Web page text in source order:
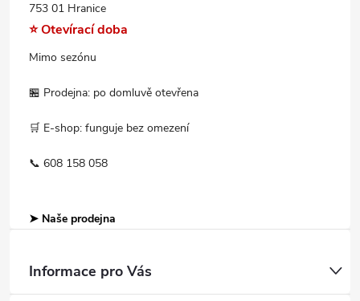
753 01 Hranice
⭐ Otevírací doba
Mimo sezónu
🏪 Prodejna: po domluvě otevřena
🛒 E-shop: funguje bez omezení
📞 608 158 058
➤ Naše prodejna
Informace pro Vás